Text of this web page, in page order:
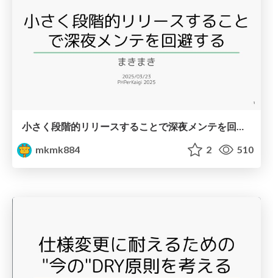
小さく段階的リリースすることで深夜メンテを回避する
mkmk884
2 510